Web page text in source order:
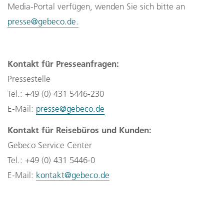
presse@gebeco.de.
Kontakt für Presseanfragen:
Pressestelle
Tel.: +49 (0) 431 5446-230
E-Mail: presse@gebeco.de
Kontakt für Reisebüros und Kunden:
Gebeco Service Center
Tel.: +49 (0) 431 5446-0
E-Mail: kontakt@gebeco.de